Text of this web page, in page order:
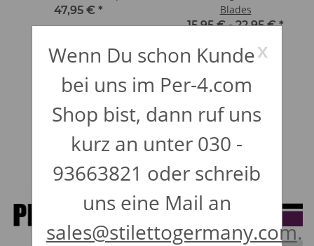
47,95 € *
Blades
15,95 € -22,95 €*
x
Wenn Du schon Kunde
bei uns im Per-4.com
Shop bist, dann ruf uns
kurz an unter 030 -
93663821 oder schreib
uns eine Mail an
sales@stilettogermany.com.